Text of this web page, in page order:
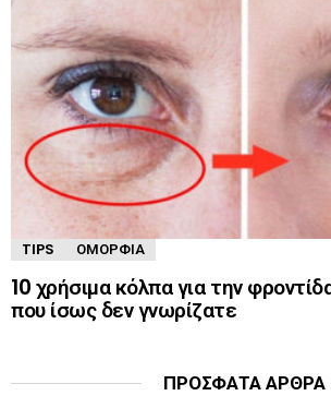
TIPS ΟΜΟΡΦΙΆ
10 χρήσιμα κόλπα για την
που ίσως δεν γνωρίζατε
ΠΡΌΣΦΑΤΑ ΆΡΘΡΑ